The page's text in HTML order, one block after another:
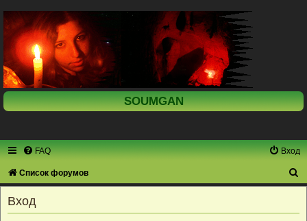
SOUMGAN
FAQ Вход
Список форумов
Вход